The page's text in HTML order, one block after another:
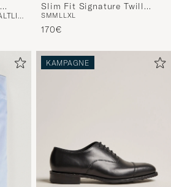
IN VIELEN GRÖSSEN ERHÄLTLICH
Slim Fit Signature Twill
Contrast Shirt Navy Blue
SMM LLXL
170€
KAMPAGNE